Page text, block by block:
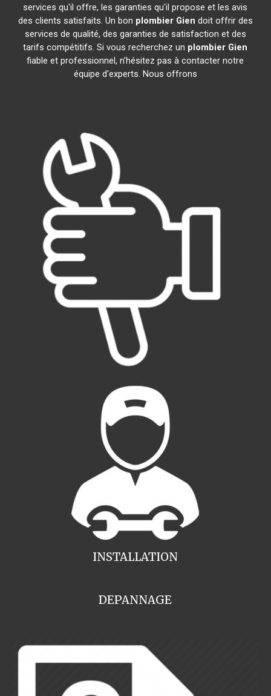
services qu'il offre, les garanties qu'il propose et les avis
des clients satisfaits. Un bon plombier Gien doit offrir des
services de qualité, des garanties de satisfaction et des
tarifs compétitifs. Si vous recherchez un plombier Gien
fiable et professionnel, n'hésitez pas à contacter notre
équipe d'experts. Nous offrons
INSTALLATION
DEPANNAGE